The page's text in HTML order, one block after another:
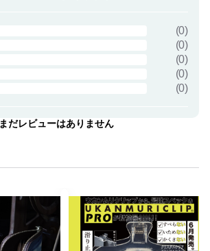
(0)
(0)
(0)
(0)
(0)
まだレビューはありません